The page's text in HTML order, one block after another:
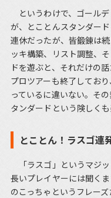
というわけで、ゴール
が、とことんスタンダー
連休だったが、皆鍛錬は
ッキ構築、リスト調整、
ドを遊ぶと、それだけの
プロツアーも終了してお
っているに違いない。そ
タンダードという険しく
とことん！ラスゴ連
「ラスゴ」というマジ
長いプレイヤーには聞く
のこっちゃというフレー